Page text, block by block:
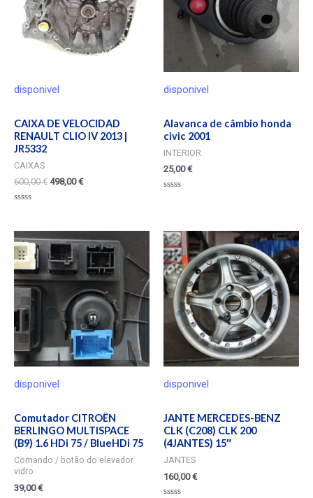
disponivel
CAIXA DE VELOCIDAD
RENAULT CLIO IV 2013 |
JR5332
CAIXAS
600,00€ 498,00€
5
disponivel
Alavanca de câmbio honda
civic 2001
INTERIOR
25,00€
5
disponivel
Comutador CITROËN
BERLINGO MULTISPACE
(B9) 1.6 HDi 75 / BlueHDi 75
Comando / botão do elevador
vidro
39,00€
disponivel
JANTE MERCEDES-BENZ
CLK (C208) CLK 200
(4JANTES) 15″
JANTES
160,00€